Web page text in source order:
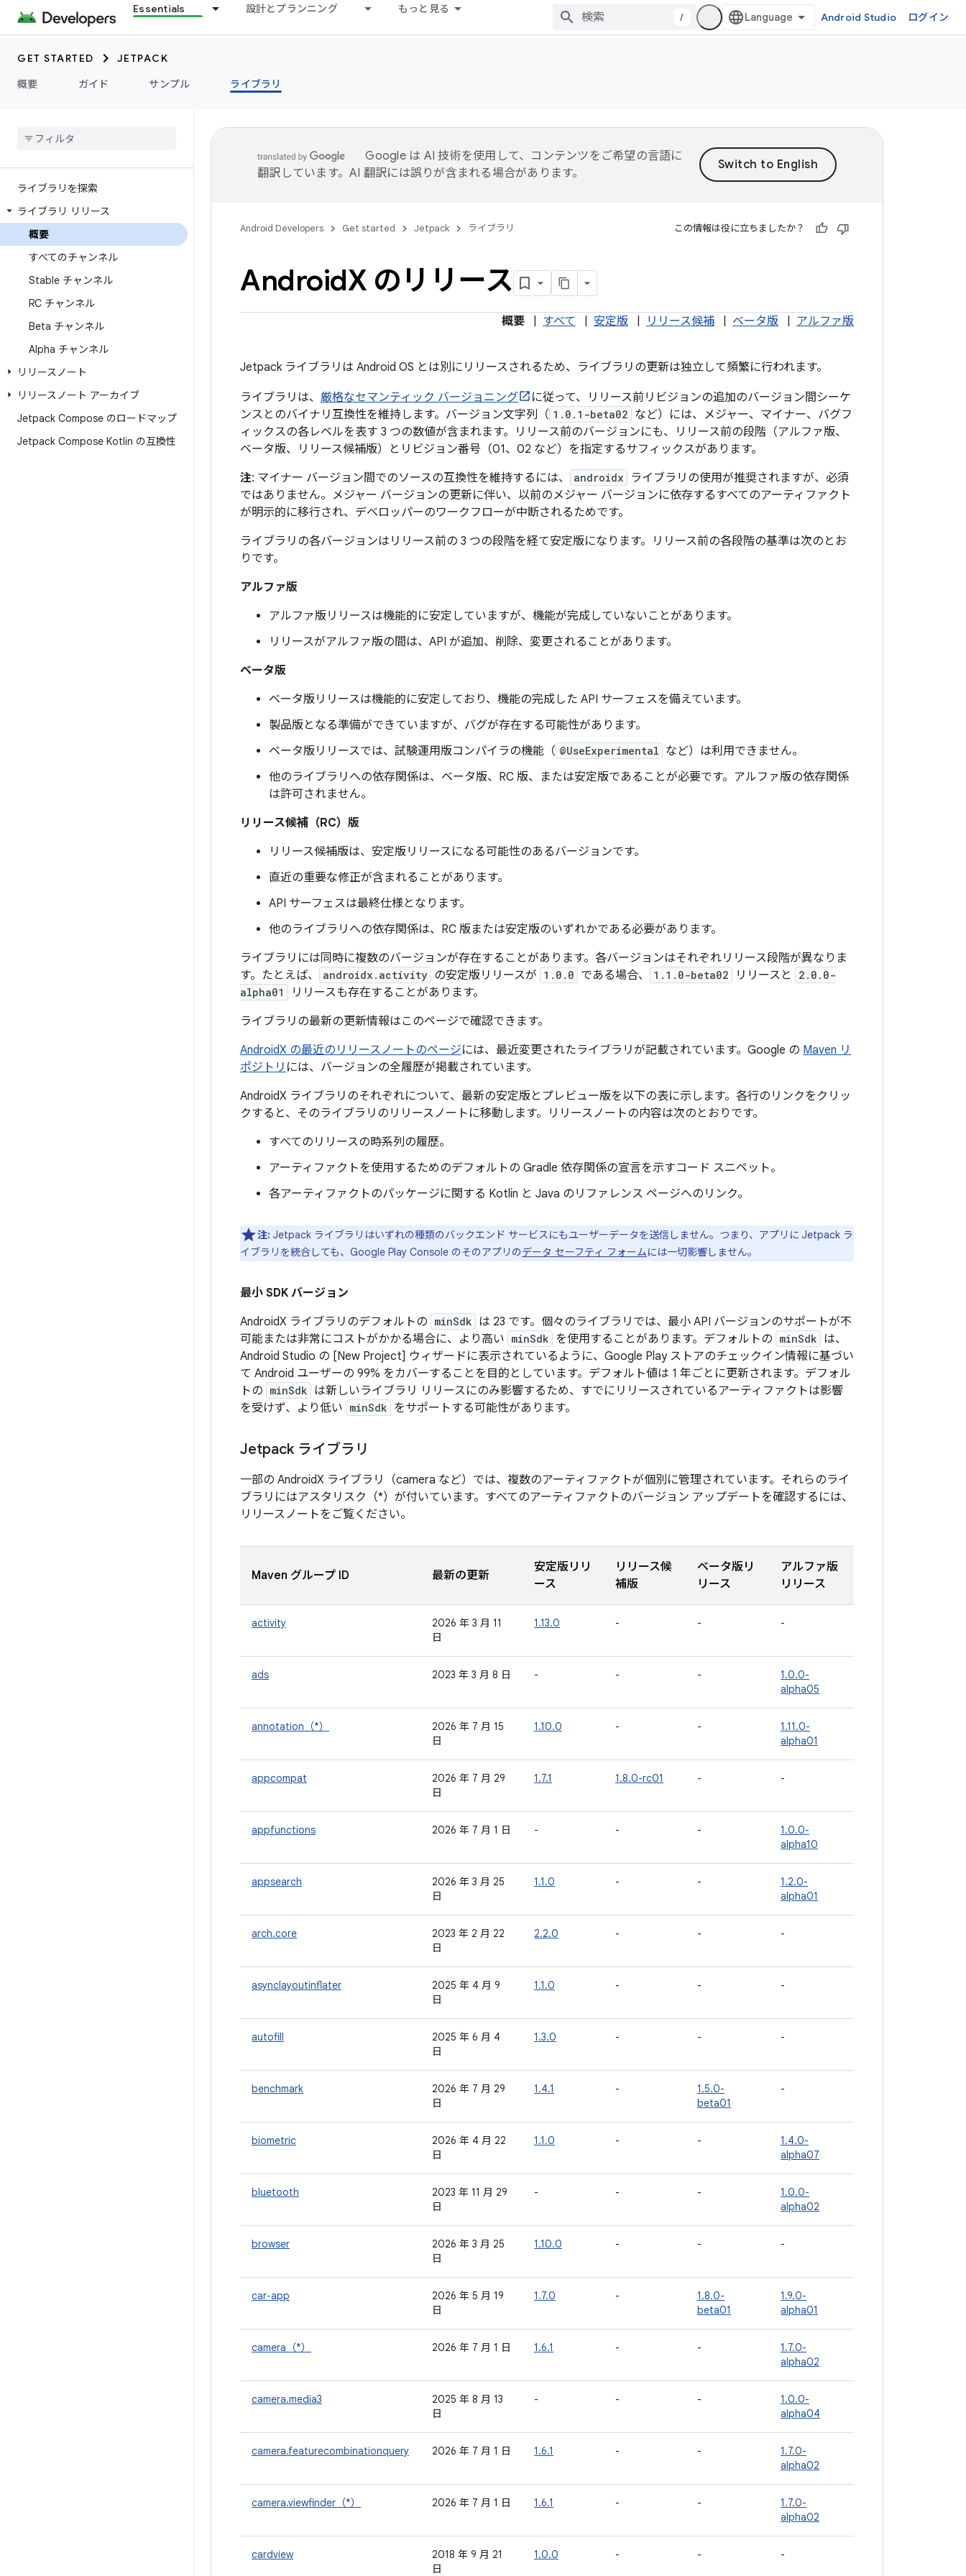
Essentials 設計とプランニング もっと見る
/ Android Studio ログイン
GET STARTED
JETPACK
概要
ガイド サンプル ライブラリ
ライブラリを探索
ライブラリ リリース
概要
すべてのチャンネル
Stable チャンネル
RC チャンネル
Beta チャンネル
Alpha チャンネル
リリースノート
リリースノート アーカイブ
Jetpack Compose のロードマップ
Jetpack Compose Kotlin の互換性
Google は AI 技術を使用して、コンテンツをご希望の言語に
翻訳しています。AI 翻訳には誤りが含まれる場合があります。
Android Developers Get started Jetpack ライブラリ この情報は役に立ちましたか？
AndroidX のリリース
概要 すべて 安定版 リリース候補 ベータ版 アルファ版
Jetpack ライブラリは Android OS とは別にリリースされるため、ライブラリの更新は独立して頻繁に行われます。
ライブラリは、 厳格なセマンティック バージョニング
に従って、リリース前リビジョンの追加のバージョン間シーケ
ンスとのバイナリ互換性を維持します。バージョン文字列（ 1.0.1-beta02 など）には、メジャー、マイナー、バグフ
ィックスの各レベルを表す 3 つの数値が含まれます。リリース前のバージョンにも、リリース前の段階（アルファ版、
ベータ版、リリース候補版）とリビジョン番号（01、02 など）を指定するサフィックスがあります。
注: マイナー バージョン間でのソースの互換性を維持するには、 androidx
ライブラリの使用が推奨されますが、必須
ではありません。メジャー バージョンの更新に伴い、以前のメジャー バージョンに依存するすべてのアーティファクト
が明示的に移行され、デベロッパーのワークフローが中断されるためです。
ライブラリの各バージョンはリリース前の 3 つの段階を経て安定版になります。リリース前の各段階の基準は次のとお
りです。
アルファ版
アルファ版リリースは機能的に安定していますが、機能が完成していないことがあります。
リリースがアルファ版の間は、API が追加、削除、変更されることがあります。
ベータ版
ベータ版リリースは機能的に安定しており、機能の完成した API サーフェスを備えています。
製品版となる準備ができていますが、バグが存在する可能性があります。
ベータ版リリースでは、試験運用版コンパイラの機能（ @UseExperimental など）は利用できません。
他のライブラリへの依存関係は、ベータ版、RC 版、または安定版であることが必要です。アルファ版の依存関係
は許可されません。
リリース候補（RC）版
リリース候補版は、安定版リリースになる可能性のあるバージョンです。
直近の重要な修正が含まれることがあります。
API サーフェスは最終仕様となります。
他のライブラリへの依存関係は、RC 版または安定版のいずれかである必要があります。
ライブラリには同時に複数のバージョンが存在することがあります。各バージョンはそれぞれリリース段階が異なりま
す。たとえば、
androidx.activity の安定版リリースが 1.0.0 である場合、 1.1.0-beta02 リリースと
2.0.0-
alpha01
リリースも存在することがあります。
ライブラリの最新の更新情報はこのページで確認できます。
AndroidX の最近のリリースノートのページには、最近変更されたライブラリが記載されています。Google の Maven リ
ポジトリ には、バージョンの全履歴が掲載されています。
AndroidX ライブラリのそれぞれについて、最新の安定版とプレビュー版を以下の表に示します。各行のリンクをクリッ
クすると、そのライブラリのリリースノートに移動します。リリースノートの内容は次のとおりです。
すべてのリリースの時系列の履歴。
アーティファクトを使用するためのデフォルトの Gradle 依存関係の宣言を示すコード スニペット。
各アーティファクトのパッケージに関する Kotlin と Java のリファレンス ページへのリンク。
注: Jetpack ライブラリはいずれの種類のバックエンド サービスにもユーザーデータを送信しません。つまり、アプリに Jetpack ラ
イブラリを統合しても、Google Play Console のそのアプリのデータ セーフティ フォームには一切影響しません。
最小 SDK バージョン
AndroidX ライブラリのデフォルトの minSdk は 23 です。個々のライブラリでは、最小 API バージョンのサポートが不
可能または非常にコストがかかる場合に、より高い minSdk を使用することがあります。デフォルトの minSdk は、
Android Studio の [New Project] ウィザードに表示されているように、Google Play ストアのチェックイン情報に基づい
て Android ユーザーの 99% をカバーすることを目的としています。デフォルト値は 1 年ごとに更新されます。デフォル
トの minSdk は新しいライブラリ リリースにのみ影響するため、すでにリリースされているアーティファクトは影響
を受けず、より低い minSdk をサポートする可能性があります。
Jetpack ライブラリ
一部の AndroidX ライブラリ（camera など）では、複数のアーティファクトが個別に管理されています。それらのライ
ブラリにはアスタリスク（*）が付いています。すべてのアーティファクトのバージョン アップデートを確認するには、
リリースノートをご覧ください。
Maven グループ ID 最新の更新
安定版リリ
ース
リリース候
補版
ベータ版リ
リース
アルファ版
リリース
activity
2026 年 3 月 11
日
1.13.0 - - -
ads 2023 年 3 月 8 日 - - -
1.0.0-
alpha05
annotation（*）
2026 年 7 月 15
日
1.10.0 - -
1.11.0-
alpha01
appcompat
2026 年 7 月 29
日
1.7.1 1.8.0-rc01 - -
appfunctions 2026 年 7 月 1 日 - - -
1.0.0-
alpha10
appsearch
2026 年 3 月 25
日
1.1.0 - -
1.2.0-
alpha01
arch.core
2023 年 2 月 22
日
2.2.0 - - -
asynclayoutinflater
2025 年 4 月 9
日
1.1.0 - - -
autofill
2025 年 6 月 4
日
1.3.0 - - -
benchmark
2026 年 7 月 29
日
1.4.1 -
1.5.0-
beta01
-
biometric
2026 年 4 月 22
日
1.1.0 - -
1.4.0-
alpha07
bluetooth
2023 年 11 月 29
日
- - -
1.0.0-
alpha02
browser
2026 年 3 月 25
日
1.10.0 - - -
car-app
2026 年 5 月 19
日
1.7.0 -
1.8.0-
beta01
1.9.0-
alpha01
camera（*） 2026 年 7 月 1 日 1.6.1 - -
1.7.0-
alpha02
camera.media3
2025 年 8 月 13
日
- - -
1.0.0-
alpha04
camera.featurecombinationquery 2026 年 7 月 1 日 1.6.1 - -
1.7.0-
alpha02
camera.viewfinder（*） 2026 年 7 月 1 日 1.6.1 - -
1.7.0-
alpha02
cardview
2018 年 9 月 21
日
1.0.0 - - -